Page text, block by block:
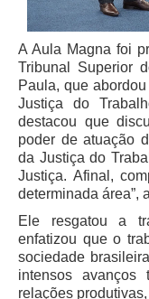
Portal
Inscrição
grau
Perguntas
Eventos
Portal
Portal Proad
Portal dos
Pequeno Valor
Programa
A Aula Magna foi
Tribunal Superior
Paula, que
Justiça do
destacou que
poder de atuação
da Justiça do
Justiça. Afinal,
determinada área”,
Ele resgatou a
enfatizou que o
sociedade
intensos avanços
relações